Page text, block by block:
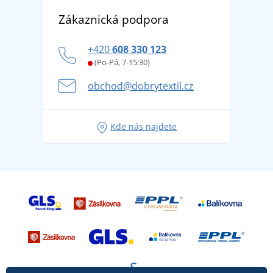
Potisk a výšivka
Věrnostní program BONTIS +
DobrýTextil pro firmy a organizace
tradicí od roku 1976
Letní dobrodružství začíná balením aneb připravte
se na dovolenou bez starostí
Zákaznická podpora
+420608 330 123
(Po-Pá, 7-15:30)
obchod@dobrytextil.cz
Kde nás najdete